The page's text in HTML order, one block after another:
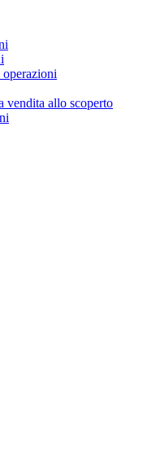
vendita allo scoperto